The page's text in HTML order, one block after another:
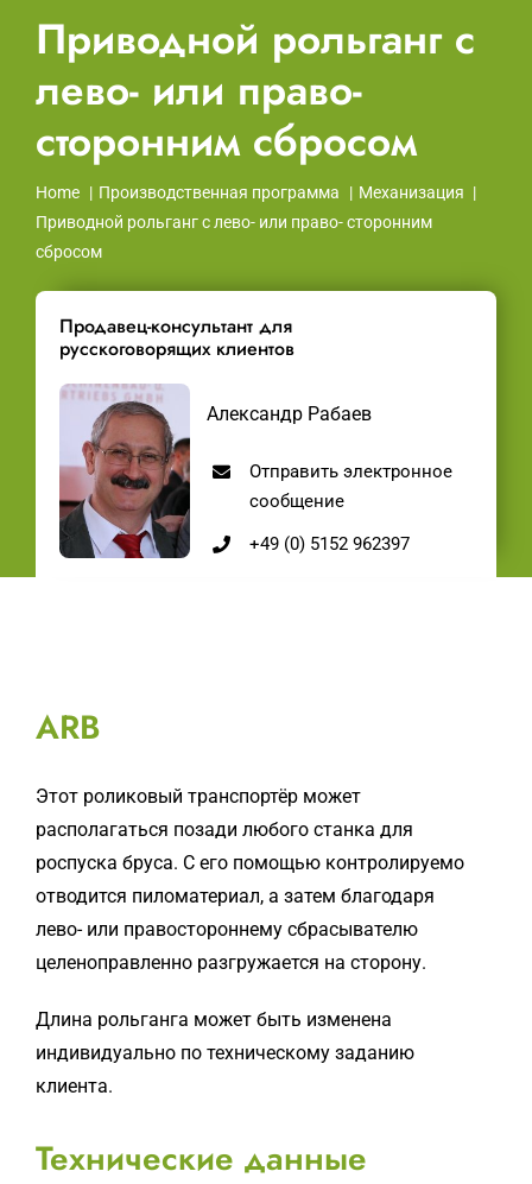
Приводной рольганг с
лево- или право-
сторонним сбросом
Home Производственная программа
Механизация
Приводной рольганг с лево- или право- сторонним
сбросом
Продавец-консультант для
русскоговорящих клиентов
Александр Рабаев
Отправить электронное
сообщение
+49 (0) 5152 962397
ARB
Этот роликовый транспортёр может
располагаться позади любого станка для
роспуска бруса. С его помощью контролируемо
отводится пиломатериал, а затем благодаря
лево- или правостороннему сбрасывателю
целеноправленно разгружается на сторону.
Длина рольганга может быть изменена
индивидуально по техническому заданию
клиента.
Технические данные